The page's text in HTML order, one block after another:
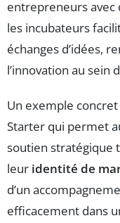
entrepreneurs avec
les incubateurs
échanges d’idées,
l’innovation au sein
Un exemple
Starter qui permet
soutien stratégique
leur identité de
d’un
efficacement dans